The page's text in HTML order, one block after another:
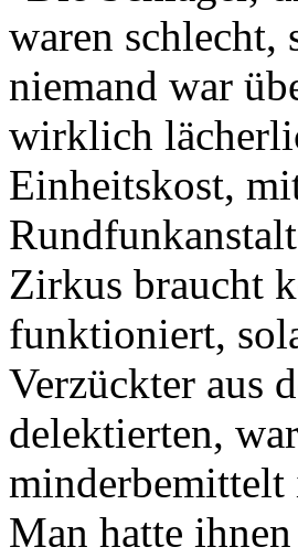
waren
niemand war
wirklich
Einheitskost,
Zirkus braucht
funktioniert,
Verzückter aus
delektierten,
Man hatte